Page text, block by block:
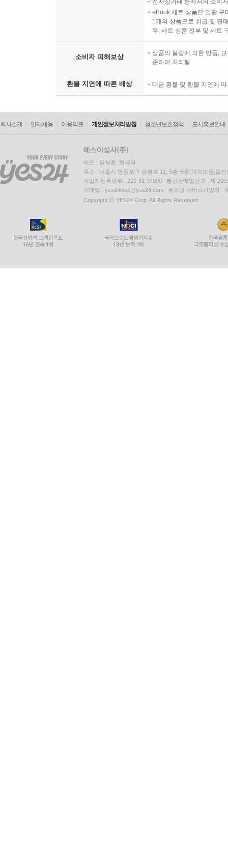
전자상거래 등에서의 소비
eBook 세트 상품은 일괄 구
1개의 상품으로 취급 및 판
우, 세트 상품 전부 및 세트
소비자 피해보상
상품의 불량에 의한 반품,
준하여 처리됨
환불 지연에 따른 배상 대금 환불 및 환불 지연에
회사소개 인재채용 이용약관 개인정보처리방침 청소년보호정책 도서홍보안내
대표 : 김석환, 최세라
주소 : 서울시 영등포구 은행로 11, 5층~6층(여의도동,일신
사업자등록번호 : 229-81-37000 통신판매업신고 : 제
이메일 : yes24help@yes24.com 호스팅 서비스사업자 :
Copyright ⓒ YES24 Corp. All Rights Reserved.